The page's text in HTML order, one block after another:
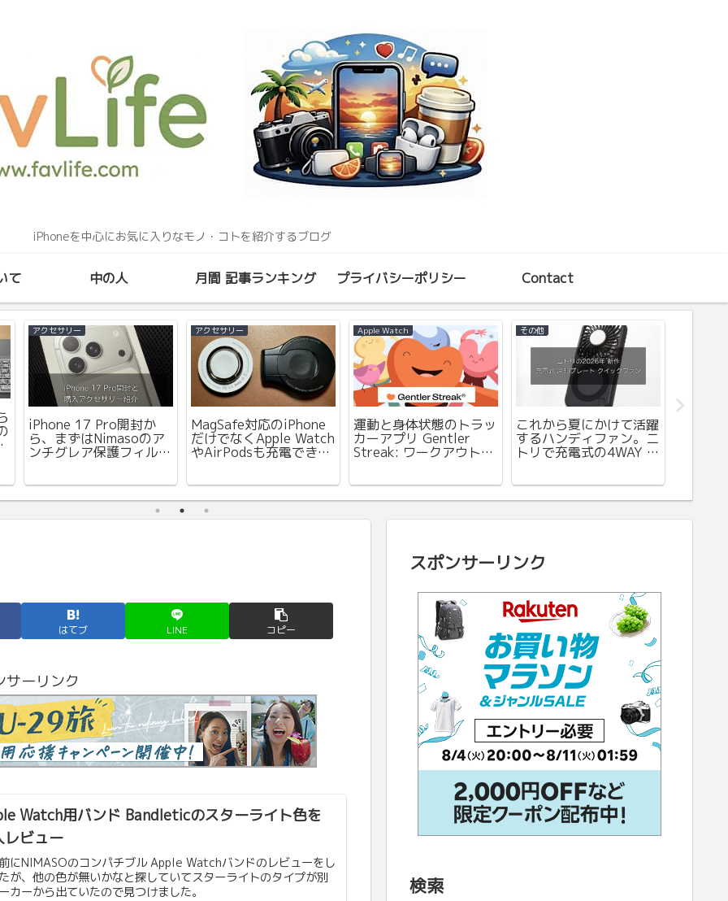
iPhoneを中心にお気に入りなモノ・コトを紹介するブログ
て 中の人 月間 記事ランキング プライバシーポリシー Contact
アクセサリー
iPhone 17 Pro開封か
ら、まずはNimasoのア
ンチグレア保護フィル
アクセサリー
MagSafe対応のiPhone
だけでなくApple Watch
やAirPodsも充電できる
Apple Watch
運動と身体状態のトラッ
カーアプリ Gentler
Streak: ワークアウト
その他
これから夏にかけて活躍
するハンディファン。ニ
トリで充電式の4WAY 冷
はてブ LINE コピー
サーリンク
Watch用バンド Bandleticのスターライト色を
レビュー
にNIMASOのコンパチブル Apple Watchバンドのレビューをし
が、他の色が無いかなと探していてスターライトのタイプが別
カーから出ていたので見つけました。
スポンサーリンク
検索